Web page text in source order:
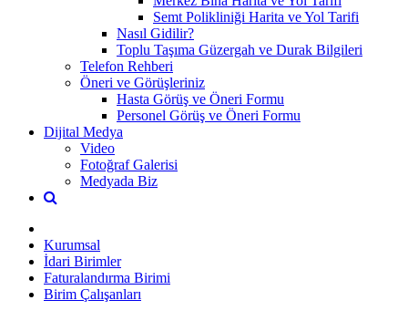
Semt Polikliniği Harita ve Yol Tarifi
Nasıl Gidilir?
Toplu Taşıma Güzergah ve Durak Bilgileri
Telefon Rehberi
Öneri ve Görüşleriniz
Hasta Görüş ve Öneri Formu
Personel Görüş ve Öneri Formu
Dijital Medya
Video
Fotoğraf Galerisi
Medyada Biz
Kurumsal
İdari Birimler
Faturalandırma Birimi
Birim Çalışanları